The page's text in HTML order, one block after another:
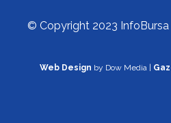
© Copyright 2023 InfoBursa
Web Design by Dow Media |